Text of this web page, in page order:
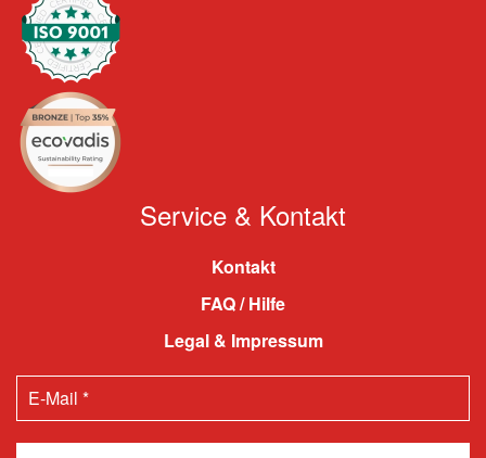
Service & Kontakt
Kontakt
FAQ / Hilfe
Legal & Impressum